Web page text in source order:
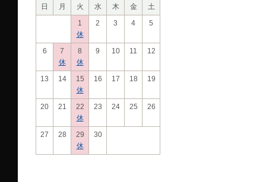
日
月 火 水 木 金
土
1
休
2 3 4 5
6
7
休
8
休
9 10 11 12
13 14
15
休
16 17 18 19
20 21
22
休
23 24 25 26
27 28
29
休
30